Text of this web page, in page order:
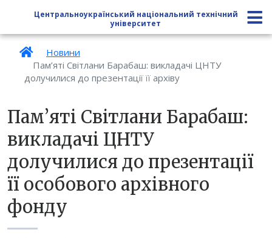
Центральноукраїнський національний технічний
університет
Новини
Пам’яті Світлани Барабаш: викладачі ЦНТУ
долучилися до презентації її архіву
Пам’яті Світлани Барабаш:
викладачі ЦНТУ
долучилися до презентації
її особового архівного
фонду